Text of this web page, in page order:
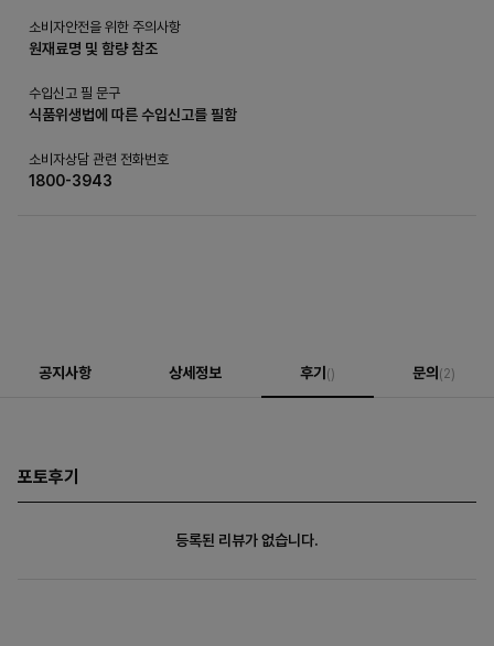
소비자안전을 위한 주의사항
원재료명 및 함량 참조
수입신고 필 문구
식품위생법에 따른 수입신고를 필함
소비자상담 관련 전화번호
1800-3943
공지사항 상세정보 후기() 문의(2)
포토후기
등록된 리뷰가 없습니다.